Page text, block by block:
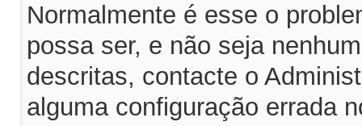
Normalmente é esse o
possa ser, e não seja
descritas, contacte o
alguma configuração errada